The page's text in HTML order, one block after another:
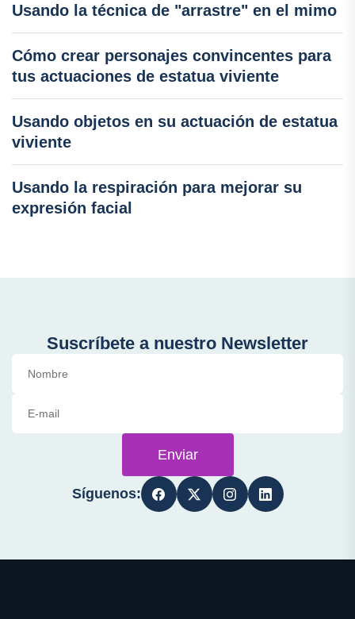
Usando la técnica de "arrastre" en el mimo
Cómo crear personajes convincentes para
tus actuaciones de estatua viviente
Usando objetos en su actuación de estatua
viviente
Usando la respiración para mejorar su
expresión facial
Suscríbete a nuestro Newsletter
Enviar
Síguenos: